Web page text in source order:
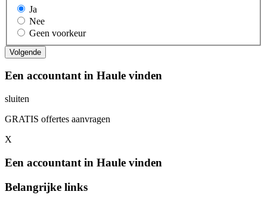
Ja
Nee
Geen voorkeur
Een accountant in Haule vinden
sluiten
GRATIS offertes aanvragen
X
Een accountant in Haule vinden
Belangrijke links